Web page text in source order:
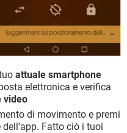
attuale smartphone
elettronica e verifica
video
di movimento e premi
Fatto ciò i tuoi